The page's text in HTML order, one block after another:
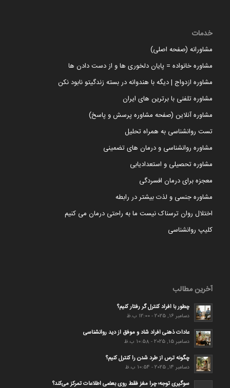
خدمات
مشاورانه (صفحه اصلی)
مشاوره خانواده = پایان دلخوری ها و از دست دادن ها
مشاوره ازدواج | دیگه با هندوانه در بسته زندگیتو نابود نکن
مشاوره تلفنی با برترین های ایران
مشاوره آنلاین (صفحه مشاوره پرسش و پاسخ)
تست روانشناسی به همراه تحلیل
مشاوره روانشناسی و درمان های تضمینی
مشاوره تحصیلی و استعدادیابی
معجزه برای درمان افسردگی
مشاوره جنسی و لذت بیشتر در رابطه
اختلال روان ترسناک نیست ما به راحتی درمان می کنیم
کلیپ روانشناسی
آخرین مطالب
چطور با افراد کنترل گر رفتار کنیم؟
دسامبر 16, 2025 - 12:00 ب.ظ
عادات ذهنی افراد شاد و موفق از دید روانشناسی
دسامبر 15, 2025 - 10:58 ب.ظ
چگونه ترس از طرد شدن را کنترل کنیم؟
دسامبر 14, 2025 - 10:54 ب.ظ
سوگیری توجه؛ چرا مغز فقط روی بعضی اطلاعات تمرکز می‌کند؟